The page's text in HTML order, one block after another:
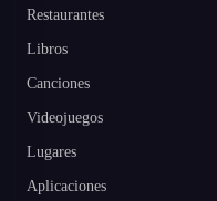
Restaurantes
Libros
Canciones
Videojuegos
Lugares
Aplicaciones